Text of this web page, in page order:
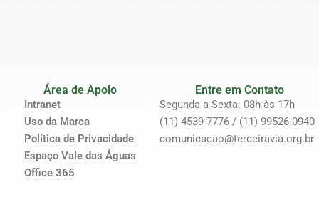
Área de Apoio
Intranet
Uso da Marca
Política de Privacidade
Espaço Vale das Águas
Office 365
Entre em Contato
Segunda a Sexta: 08h às 17h
(11) 4539-7776 / (11) 99526-0940
comunicacao@terceiravia.org.br